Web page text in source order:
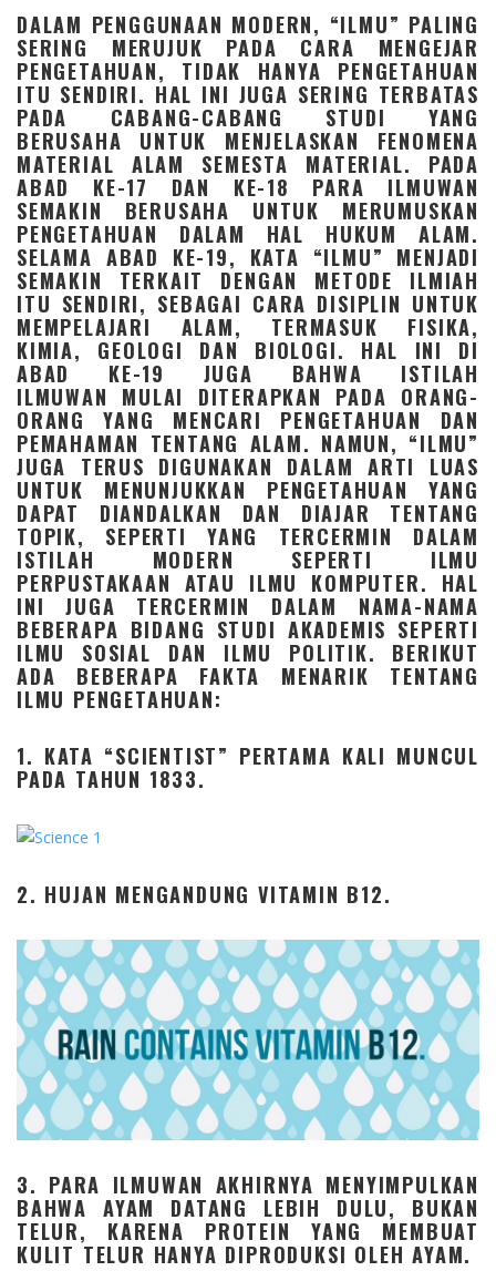
DALAM PENGGUNAAN MODERN, “ILMU” PALING
SERING MERUJUK PADA CARA MENGEJAR
PENGETAHUAN, TIDAK HANYA PENGETAHUAN
ITU SENDIRI. HAL INI JUGA SERING TERBATAS
PADA CABANG-CABANG STUDI YANG
BERUSAHA UNTUK MENJELASKAN FENOMENA
MATERIAL ALAM SEMESTA MATERIAL. PADA
ABAD KE-17 DAN KE-18 PARA ILMUWAN
SEMAKIN BERUSAHA UNTUK MERUMUSKAN
PENGETAHUAN DALAM HAL HUKUM ALAM.
SELAMA ABAD KE-19, KATA “ILMU” MENJADI
SEMAKIN TERKAIT DENGAN METODE ILMIAH
ITU SENDIRI, SEBAGAI CARA DISIPLIN UNTUK
MEMPELAJARI ALAM, TERMASUK FISIKA,
KIMIA, GEOLOGI DAN BIOLOGI. HAL INI DI
ABAD KE-19 JUGA BAHWA ISTILAH
ILMUWAN MULAI DITERAPKAN PADA ORANG-
ORANG YANG MENCARI PENGETAHUAN DAN
PEMAHAMAN TENTANG ALAM. NAMUN, “ILMU”
JUGA TERUS DIGUNAKAN DALAM ARTI LUAS
UNTUK MENUNJUKKAN PENGETAHUAN YANG
DAPAT DIANDALKAN DAN DIAJAR TENTANG
TOPIK, SEPERTI YANG TERCERMIN DALAM
ISTILAH MODERN SEPERTI ILMU
PERPUSTAKAAN ATAU ILMU KOMPUTER. HAL
INI JUGA TERCERMIN DALAM NAMA-NAMA
BEBERAPA BIDANG STUDI AKADEMIS SEPERTI
ILMU SOSIAL DAN ILMU POLITIK. BERIKUT
ADA BEBERAPA FAKTA MENARIK TENTANG
ILMU PENGETAHUAN:
1. KATA “SCIENTIST” PERTAMA KALI MUNCUL
PADA TAHUN 1833.
2. HUJAN MENGANDUNG VITAMIN B12.
3. PARA ILMUWAN AKHIRNYA MENYIMPULKAN
BAHWA AYAM DATANG LEBIH DULU, BUKAN
TELUR, KARENA PROTEIN YANG MEMBUAT
KULIT TELUR HANYA DIPRODUKSI OLEH AYAM.